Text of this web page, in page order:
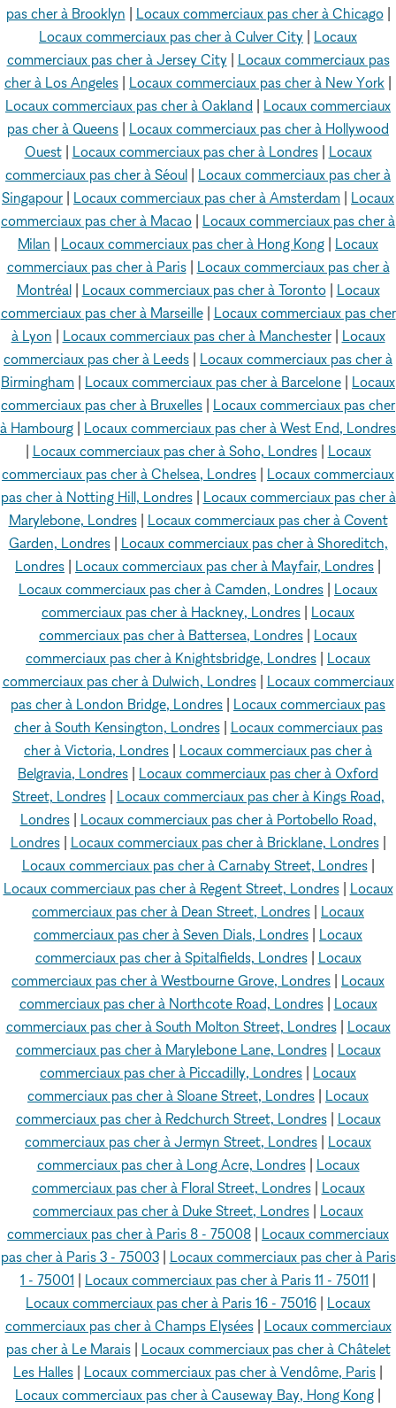
pas cher à Brooklyn | Locaux commerciaux pas cher à Chicago|
Locaux commerciaux pas cher à Culver City | Locaux
commerciaux pas cher à Jersey City | Locaux commerciaux pas
cher à Los Angeles | Locaux commerciaux pas cher à New York |
Locaux commerciaux pas cher à Oakland | Locaux commerciaux
pas cher à Queens | Locaux commerciaux pas cher à Hollywood
Ouest| Locaux commerciaux pas cher à Londres| Locaux
commerciaux pas cher à Séoul | Locaux commerciaux pas cher à
Singapour | Locaux commerciaux pas cher à Amsterdam | Locaux
commerciaux pas cher à Macao | Locaux commerciaux pas cher à
Milan | Locaux commerciaux pas cher à Hong Kong | Locaux
commerciaux pas cher à Paris| Locaux commerciaux pas cher à
Montréal| Locaux commerciaux pas cher à Toronto| Locaux
commerciaux pas cher à Marseille| Locaux commerciaux pas cher
à Lyon | Locaux commerciaux pas cher à Manchester| Locaux
commerciaux pas cher à Leeds | Locaux commerciaux pas cher à
Birmingham | Locaux commerciaux pas cher à Barcelone | Locaux
commerciaux pas cher à Bruxelles | Locaux commerciaux pas cher
à Hambourg | Locaux commerciaux pas cher à West End, Londres
| Locaux commerciaux pas cher à Soho, Londres| Locaux
commerciaux pas cher à Chelsea, Londres | Locaux commerciaux
pas cher à Notting Hill, Londres| Locaux commerciaux pas cher à
Marylebone, Londres| Locaux commerciaux pas cher à Covent
Garden, Londres| Locaux commerciaux pas cher à Shoreditch,
Londres | Locaux commerciaux pas cher à Mayfair, Londres |
Locaux commerciaux pas cher à Camden, Londres | Locaux
commerciaux pas cher à Hackney, Londres | Locaux
commerciaux pas cher à Battersea, Londres | Locaux
commerciaux pas cher à Knightsbridge, Londres | Locaux
commerciaux pas cher à Dulwich, Londres| Locaux commerciaux
pas cher à London Bridge, Londres | Locaux commerciaux pas
cher à South Kensington, Londres| Locaux commerciaux pas
cher à Victoria, Londres | Locaux commerciaux pas cher à
Belgravia, Londres | Locaux commerciaux pas cher à Oxford
Street, Londres| Locaux commerciaux pas cher à Kings Road,
Londres| Locaux commerciaux pas cher à Portobello Road,
Londres| Locaux commerciaux pas cher à Bricklane, Londres|
Locaux commerciaux pas cher à Carnaby Street, Londres|
Locaux commerciaux pas cher à Regent Street, Londres| Locaux
commerciaux pas cher à Dean Street, Londres | Locaux
commerciaux pas cher à Seven Dials, Londres | Locaux
commerciaux pas cher à Spitalfields, Londres| Locaux
commerciaux pas cher à Westbourne Grove, Londres | Locaux
commerciaux pas cher à Northcote Road, Londres| Locaux
commerciaux pas cher à South Molton Street, Londres| Locaux
commerciaux pas cher à Marylebone Lane, Londres| Locaux
commerciaux pas cher à Piccadilly, Londres | Locaux
commerciaux pas cher à Sloane Street, Londres | Locaux
commerciaux pas cher à Redchurch Street, Londres| Locaux
commerciaux pas cher à Jermyn Street, Londres | Locaux
commerciaux pas cher à Long Acre, Londres| Locaux
commerciaux pas cher à Floral Street, Londres| Locaux
commerciaux pas cher à Duke Street, Londres | Locaux
commerciaux pas cher à Paris 8 - 75008 | Locaux commerciaux
pas cher à Paris 3 - 75003| Locaux commerciaux pas cher à Paris
1 - 75001 | Locaux commerciaux pas cher à Paris 11 - 75011 |
Locaux commerciaux pas cher à Paris 16 - 75016 | Locaux
commerciaux pas cher à Champs Elysées| Locaux commerciaux
pas cher à Le Marais| Locaux commerciaux pas cher à Châtelet
Les Halles | Locaux commerciaux pas cher à Vendôme, Paris |
Locaux commerciaux pas cher à Causeway Bay, Hong Kong |